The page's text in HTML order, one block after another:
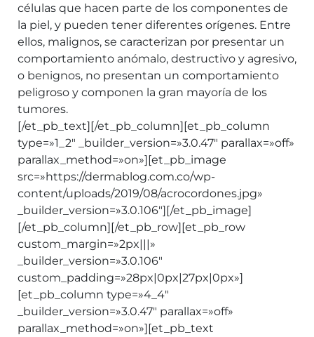
células que hacen parte de los componentes de
la piel, y pueden tener diferentes orígenes. Entre
ellos, malignos, se caracterizan por presentar un
comportamiento anómalo, destructivo y agresivo,
o benignos, no presentan un comportamiento
peligroso y componen la gran mayoría de los
tumores.
[/et_pb_text][/et_pb_column][et_pb_column
type=»1_2″ _builder_version=»3.0.47″ parallax=»off»
parallax_method=»on»][et_pb_image
src=»https://dermablog.com.co/wp-
content/uploads/2019/08/acrocordones.jpg»
_builder_version=»3.0.106″][/et_pb_image]
[/et_pb_column][/et_pb_row][et_pb_row
custom_margin=»2px|||»
_builder_version=»3.0.106″
custom_padding=»28px|0px|27px|0px»]
[et_pb_column type=»4_4″
_builder_version=»3.0.47″ parallax=»off»
parallax_method=»on»][et_pb_text